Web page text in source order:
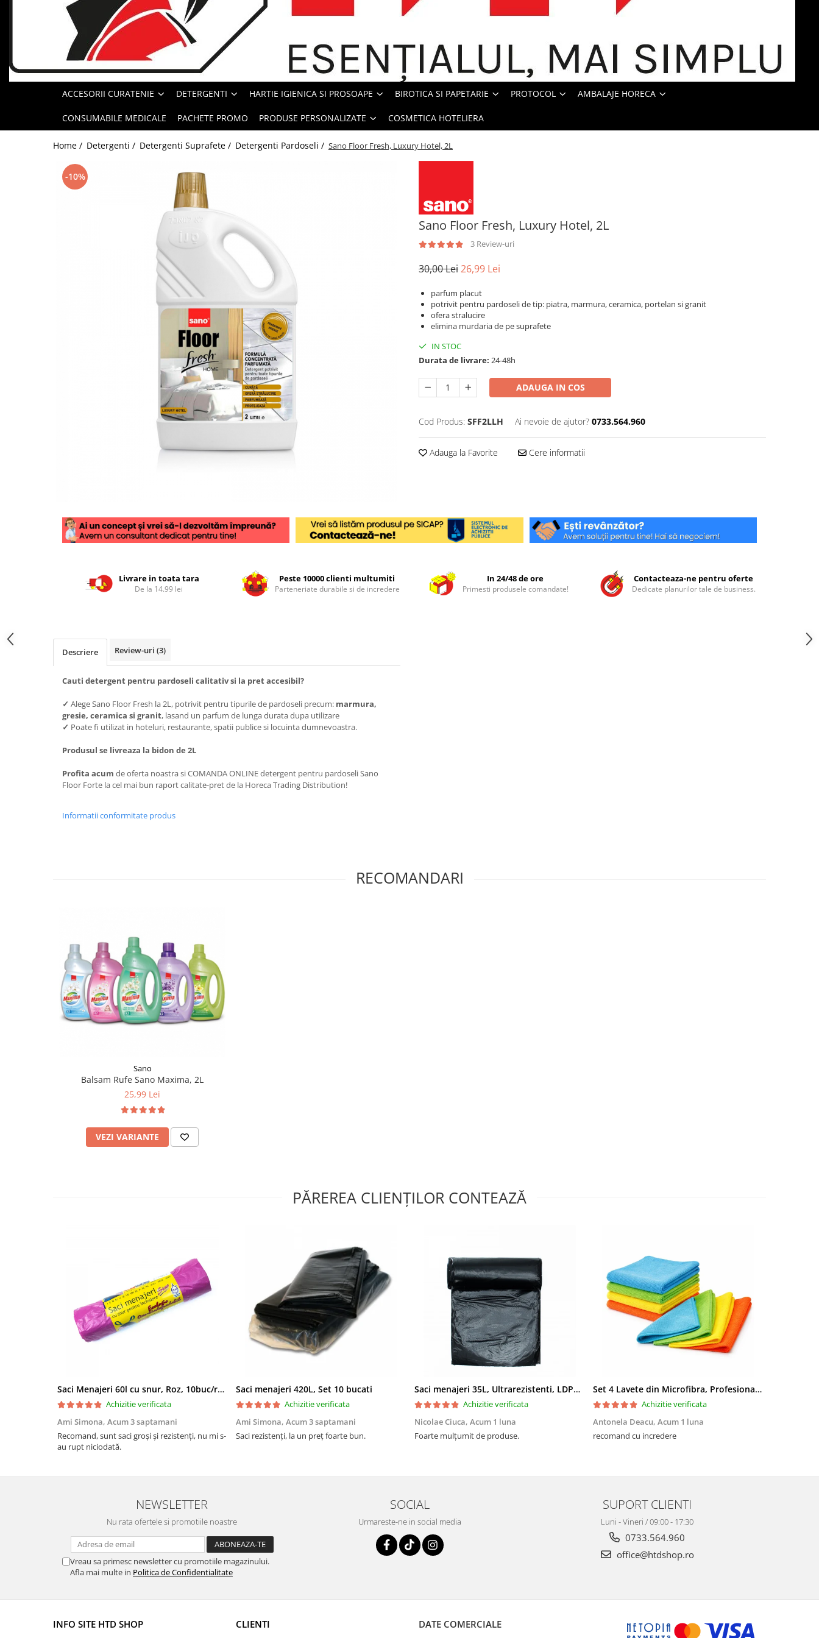
Intretinere masina de spalat
Insecticide si Capcane
Sapunuri
Solutii desfundat teviACCESORII CURATENIE DETERGENTI HARTIE IGIENICA SI PROSOAPE BIROTICA SI PAPETARIE PROTOCOL AMBALAJE HORECA
CONSUMABILE MEDICALE PACHETE PROMO PRODUSE PERSONALIZATE COSMETICA HOTELIERA
Home / Detergenti / Detergenti Suprafete / Detergenti Pardoseli / Sano Floor Fresh, Luxury Hotel, 2L
Sano Floor Fresh, Luxury Hotel, 2L
3 Review-uri
-10%
30,00 Lei26,99 Lei
parfum placut
potrivit pentru pardoseli de tip: piatra, marmura, ceramica, portelan si granit
ofera stralucire
elimina murdaria de pe suprafete
IN STOC
Durata de livrare: 24-48h
ADAUGA IN COS
Cod Produs: SFF2LLH Ai nevoie de ajutor? 0733.564.960
Adauga la Favorite Cere informatii
Livrare in toata tara
De la 14.99 lei
Peste 10000 clienti multumiti
Parteneriate durabile si de incredere
In 24/48 de ore
Primesti produsele comandate!
Contacteaza-ne pentru oferte
Dedicate planurilor tale de business.
Descriere Review-uri (3)
Cauti detergent pentru pardoseli calitativ si la pret accesibil?
✓ Alege Sano Floor Fresh la 2L, potrivit pentru tipurile de pardoseli precum: marmura,
gresie, ceramica si granit, lasand un parfum de lunga durata dupa utilizare
✓ Poate fi utilizat in hoteluri, restaurante, spatii publice si locuinta dumnevoastra.
Produsul se livreaza la bidon de 2L
Profita acum de oferta noastra si COMANDA ONLINE detergent pentru pardoseli Sano
Floor Forte la cel mai bun raport calitate-pret de la Horeca Trading Distribution!
Informatii conformitate produs
RECOMANDARI
Sano
Balsam Rufe Sano Maxima, 2L
25,99 Lei
VEZI VARIANTE
PĂREREA CLIENȚILOR CONTEAZĂ
Saci Menajeri 60l cu snur, Roz, 10buc/rola
Achizitie verificata
Ami Simona, Acum 3 saptamani
Recomand, sunt saci groși și rezistenți, nu mi s-
au rupt niciodată.
Saci menajeri 420L, Set 10 bucati
Achizitie verificata
Ami Simona, Acum 3 saptamani
Saci rezistenți, la un preț foarte bun.
Saci menajeri 35L, Ultrarezistenti, LDPE, 15 buc/rola
Achizitie verificata
Nicolae Ciuca, Acum 1 luna
Foarte mulțumit de produse.
Set 4 Lavete din Microfibra, Profesionale, 4 culori, 30x30cm
Achizitie verificata
Antonela Deacu, Acum 1 luna
recomand cu incredere
NEWSLETTER
Nu rata ofertele si promotiile noastre
Vreau sa primesc newsletter cu promotiile magazinului.
Afla mai multe in Politica de Confidentialitate
SOCIAL
Urmareste-ne in social media
SUPORT CLIENTI
Luni - Vineri / 09:00 - 17:30
0733.564.960
office@htdshop.ro
INFO SITE HTD SHOP CLIENTI DATE COMERCIALE